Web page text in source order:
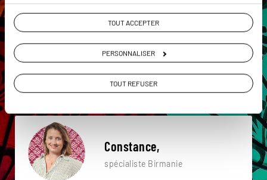
TOUT ACCEPTER
PERSONNALISER
TOUT REFUSER
Indein Kalaw Marché de Nyaung Oo
Mingun Monastère de Salay
Îles Mergui
Constance,
spécialiste Birmanie